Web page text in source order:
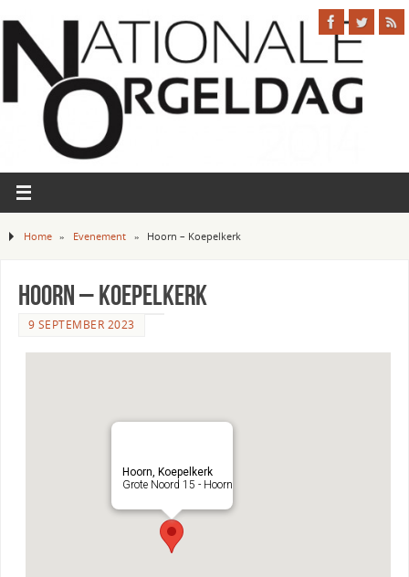
Home » Evenement » Hoorn – Koepelkerk
Hoorn – Koepelkerk
9 SEPTEMBER 2023
Hoorn, Koepelkerk
Grote Noord 15 - Hoorn